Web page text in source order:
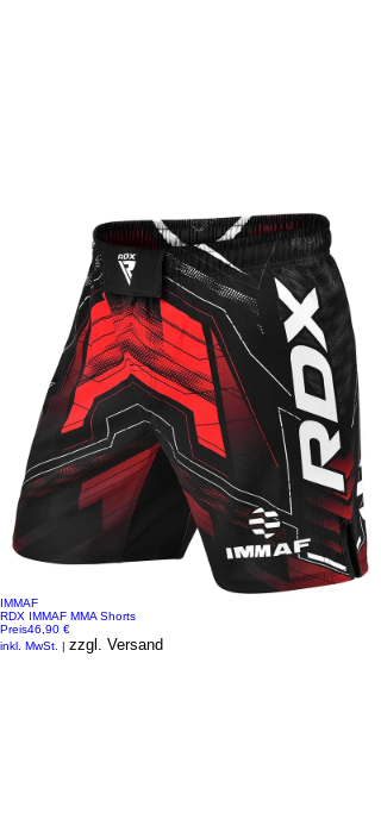
IMMAF
RDX IMMAF MMA Shorts
Preis46,90 €
inkl. MwSt. | zzgl. Versand